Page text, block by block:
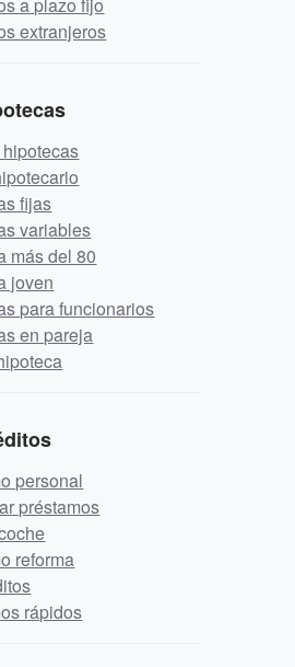
extranjeros
fijas
variables
más del 80
joven
para funcionarios
en pareja
personal
préstamos
reforma
rápidos